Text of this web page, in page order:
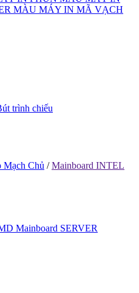
MÀU MÁY IN MÃ VẠCH
trình chiếu
Chủ / Mainboard INTEL
Mainboard SERVER